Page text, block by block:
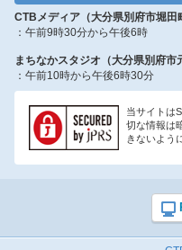
CTBメディア（大分県別府市堀田
：午前9時30分から午後6時
まちなかスタジオ（大分県別府市
：午前10時から午後6時30分
当サイトは
切な情報は
きないよう